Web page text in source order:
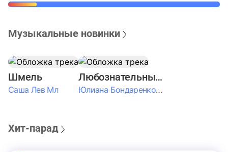
Музыкальные новинки
Шмель
Саша Лев Мл
Любознательные Дети
Юлиана Бондаренко & Амелия Колпакова & Егор Егоров & Валерия Шевченко & Ксюша Косичкина
Хит-парад